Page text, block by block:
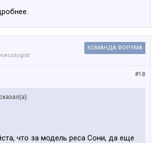
КОМАНДА ФОРУМА
#18
что за модель реса Сони, да еще